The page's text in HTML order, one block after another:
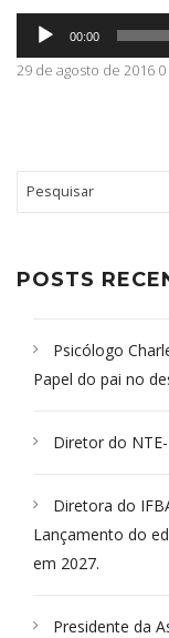
CONTATO
Tocador
áudio
00:00
29 de agosto de 2016
POSTS
Psicólogo
Papel do pai no
Diretor do
Diretora do
Lançamento do
em 2027.
Presidente da